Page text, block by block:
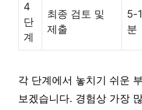
4
단
계
최종 검토 및
제출
5-
분
각 단계에서 놓치기 쉬운
보겠습니다. 경험상 가장